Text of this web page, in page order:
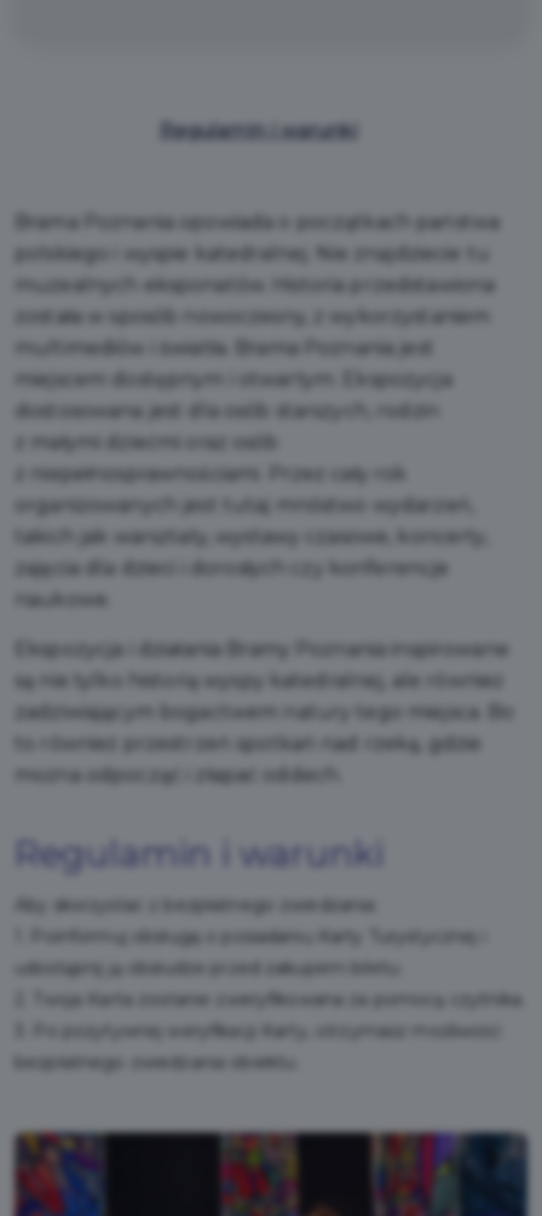
Regulamin i warunki
Brama Poznania opowiada o początkach państwa
polskiego i wyspie katedralnej. Nie znajdziecie tu
muzealnych eksponatów. Historia przedstawiona
została w sposób nowoczesny, z wykorzystaniem
multimediów i światła. Brama Poznania jest
miejscem dostępnym i otwartym. Ekspozycja
dostosowana jest dla osób starszych, rodzin
z małymi dziećmi oraz osób
z niepełnosprawnościami. Przez cały rok
organizowanych jest tutaj mnóstwo wydarzeń,
takich jak warsztaty, wystawy czasowe, koncerty,
zajęcia dla dzieci i dorosłych czy konferencje
naukowe.
Ekspozycja i działania Bramy Poznania inspirowane
są nie tylko historią wyspy katedralnej, ale również
zadziwiającym bogactwem natury tego miejsca. Bo
to również przestrzeń spotkań nad rzeką, gdzie
można odpocząć i złapać oddech.
Regulamin i warunki
Aby skorzystać z bezpłatnego zwiedzania:
1. Poinformuj obsługę o posiadaniu Karty Turystycznej i
udostępnij ją obsłudze przed zakupem biletu.
2. Twoja Karta zostanie zweryfikowana za pomocą czytnika.
3. Po pozytywnej weryfikacji Karty, otrzymasz możliwość
bezpłatnego zwiedzania obiektu.